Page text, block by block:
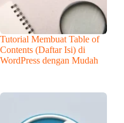
Tutorial Membuat Table of
Contents (Daftar Isi) di
WordPress dengan Mudah